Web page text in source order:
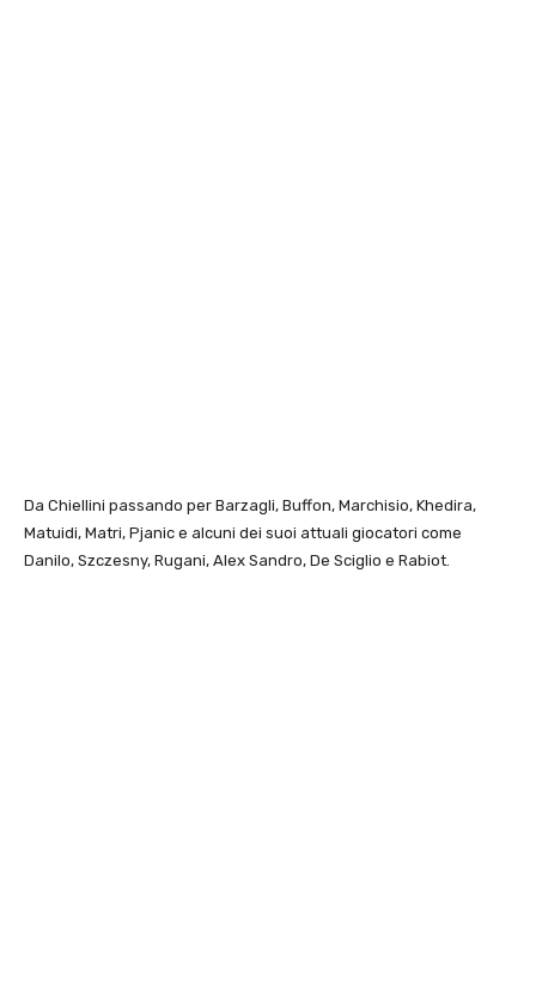
Da Chiellini passando per Barzagli, Buffon, Marchisio, Khedira,
Matuidi, Matri, Pjanic e alcuni dei suoi attuali giocatori come
Danilo, Szczesny, Rugani, Alex Sandro, De Sciglio e Rabiot.